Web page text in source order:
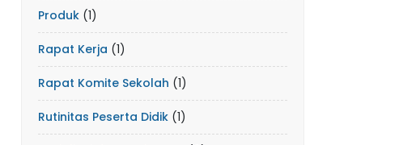
Produk (1)
Rapat Kerja (1)
Rapat Komite Sekolah (1)
Rutinitas Peserta Didik (1)